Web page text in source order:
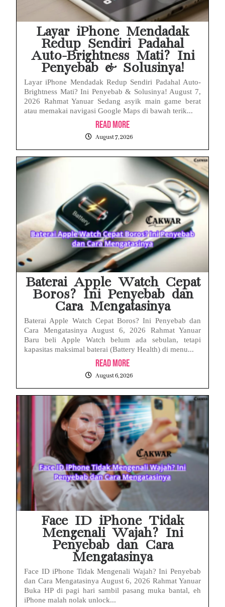
Layar iPhone Mendadak
Redup Sendiri Padahal
Auto-Brightness Mati? Ini
Penyebab & Solusinya!
Layar iPhone Mendadak Redup Sendiri Padahal Auto-
Brightness Mati? Ini Penyebab & Solusinya! August 7,
2026 Rahmat Yanuar Sedang asyik main game berat
atau memakai navigasi Google Maps di bawah terik...
Read More
August 7, 2026
Baterai Apple Watch Cepat
Boros? Ini Penyebab dan
Cara Mengatasinya
Baterai Apple Watch Cepat Boros? Ini Penyebab dan
Cara Mengatasinya August 6, 2026 Rahmat Yanuar
Baru beli Apple Watch belum ada sebulan, tetapi
kapasitas maksimal baterai (Battery Health) di menu...
Read More
August 6, 2026
Face ID iPhone Tidak
Mengenali Wajah? Ini
Penyebab dan Cara
Mengatasinya
Face ID iPhone Tidak Mengenali Wajah? Ini Penyebab
dan Cara Mengatasinya August 6, 2026 Rahmat Yanuar
Buka HP di pagi hari sambil pasang muka bantal, eh
iPhone malah nolak unlock...